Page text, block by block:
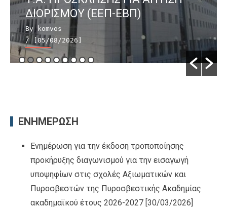
ΔΙΟΡΙΣΜΟΥ (ΕΕΠ-ΕΒΠ)
By komvos
/ [05/08/2026]
ΕΝΗΜΕΡΩΣΗ
Ενημέρωση για την έκδοση τροποποίησης
προκήρυξης διαγωνισμού για την εισαγωγή
υποψηφίων στις σχολές Αξιωματικών και
Πυροσβεστών της Πυροσβεστικής Ακαδημίας
ακαδημαϊκού έτους 2026-2027 [30/03/2026]